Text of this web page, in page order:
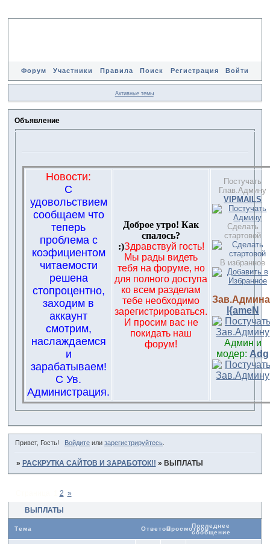
Форум Участники Правила Поиск Регистрация Войти
Активные темы
Объявление
Новости:
С
удовольствием
сообщаем что
теперь
проблема с
коэфициентом
читаемости
решена
стопроцентно,
заходим в
аккаунт
смотрим,
наслаждаемся
и
зарабатываем!
С Ув.
Администрация.
Доброе утро! Как
спалось?
:)Здравствуй гость!
Мы рады видеть
тебя на форуме, но
для полного доступа
ко всем разделам
тебе необходимо
зарегистрироваться.
И просим вас не
покидать наш
форум!
Постучать
Глав.Админу
VIPMAILS
Сделать
стартовой
В избранное
l{ameN
Админ и
модер: Adg
Привет, Гость! Войдитеили зарегистрируйтесь.
» РАСКРУТКА САЙТОВ И ЗАРАБОТОК!! » ВЫПЛАТЫ
ВЫПЛАТЫ
2 »
Тема ОтветовПросмотровПоследнее
сообщение